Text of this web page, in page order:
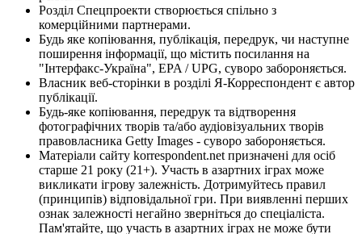
Розділ Спецпроекти створюється спільно з
комерційними партнерами.
Будь яке копіювання, публікація, передрук, чи наступне
поширення інформації, що містить посилання на
"Інтерфакс-Україна", EPA / UPG, суворо забороняється.
Власник веб-сторінки в розділі Я-Корреспондент є автор
публікації.
Будь-яке копіювання, передрук та відтворення
фотографічних творів та/або аудіовізуальних творів
правовласника Getty Images - суворо забороняється.
Матеріали сайту korrespondent.net призначені для осіб
старше 21 року (21+). Участь в азартних іграх може
викликати ігрову залежність. Дотримуйтесь правил
(принципів) відповідальної гри. При виявленні перших
ознак залежності негайно зверніться до спеціаліста.
Пам'ятайте, що участь в азартних іграх не може бути